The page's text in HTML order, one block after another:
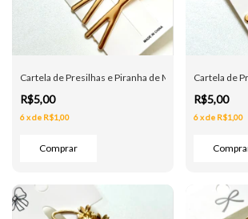
Cartela de Presilhas e Piranha de Metal - Coração -
R$5,00
6xde R$1,00
Cartela de
R$5,00
6 xde R$1,00